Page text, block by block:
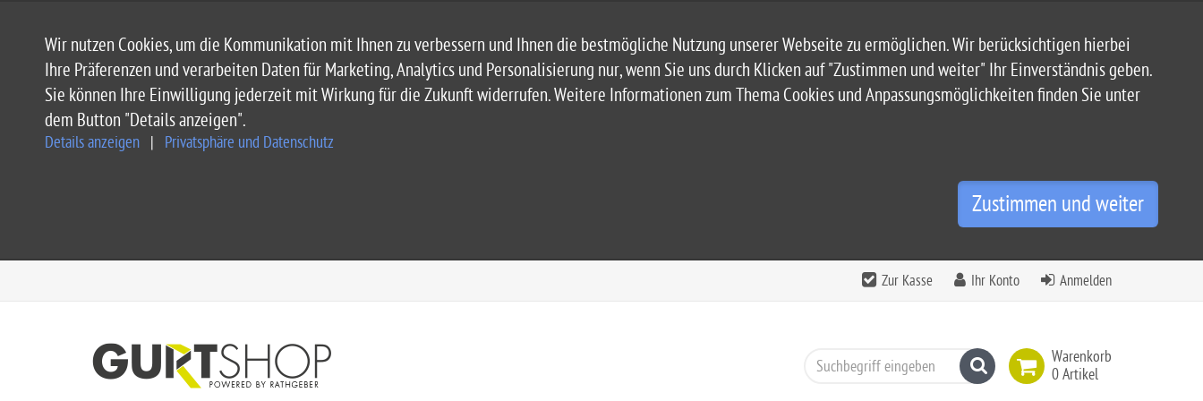
Wir nutzen Cookies, um die Kommunikation mit Ihnen zu verbessern und Ihnen die bestmögliche Nutzung unserer Webseite zu ermöglichen. Wir berücksichtigen hierbei
Ihre Präferenzen und verarbeiten Daten für Marketing, Analytics und Personalisierung nur, wenn Sie uns durch Klicken auf "Zustimmen und weiter" Ihr Einverständnis geben.
Sie können Ihre Einwilligung jederzeit mit Wirkung für die Zukunft widerrufen. Weitere Informationen zum Thema Cookies und Anpassungsmöglichkeiten finden Sie unter
dem Button "Details anzeigen".
Details anzeigen Privatsphäre und Datenschutz
Zustimmen und weiter
Zur Kasse Ihr Konto Anmelden
Warenkorb
0 Artikel
Suchen